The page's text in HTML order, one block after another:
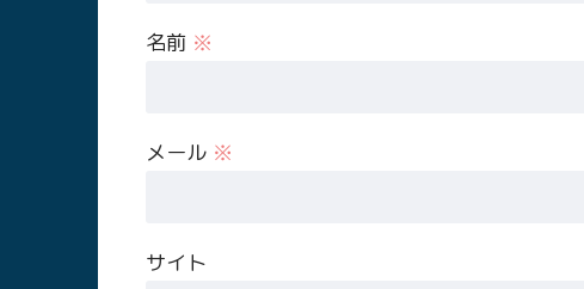
名前 ※
メール ※
サイト